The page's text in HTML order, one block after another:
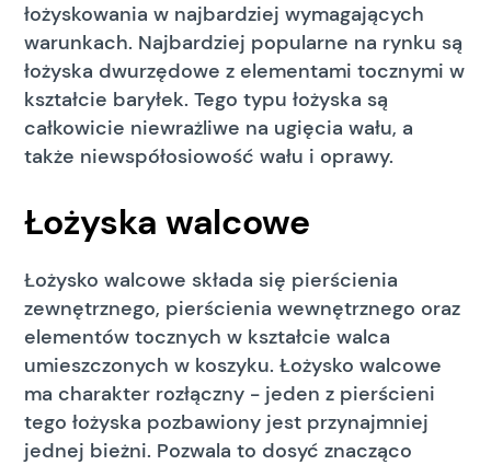
łożyskowania w najbardziej wymagających
warunkach. Najbardziej popularne na rynku są
łożyska dwurzędowe z elementami tocznymi w
kształcie baryłek. Tego typu łożyska są
całkowicie niewrażliwe na ugięcia wału, a
także niewspółosiowość wału i oprawy.
Łożyska walcowe
Łożysko walcowe składa się pierścienia
zewnętrznego, pierścienia wewnętrznego oraz
elementów tocznych w kształcie walca
umieszczonych w koszyku. Łożysko walcowe
ma charakter rozłączny - jeden z pierścieni
tego łożyska pozbawiony jest przynajmniej
jednej bieżni. Pozwala to dosyć znacząco